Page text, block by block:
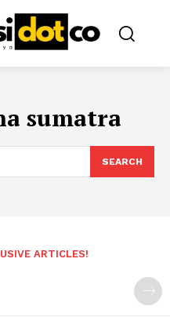
sumatra
SEARCH
ARTICLES!